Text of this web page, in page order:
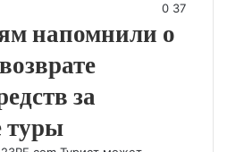
0 37
напомнили о
за
туры